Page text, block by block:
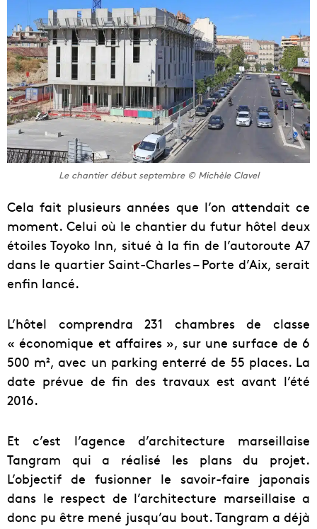
Le chantier début septembre © Michèle Clavel
Cela fait plusieurs années que l’on attendait ce
moment. Celui où le chantier du futur hôtel deux
étoiles Toyoko Inn, situé à la fin de l’autoroute A7
dans le quartier Saint-Charles – Porte d’Aix, serait
enfin lancé.
L’hôtel comprendra 231 chambres de classe
« économique et affaires », sur une surface de 6
500 m², avec un parking enterré de 55 places. La
date prévue de fin des travaux est avant l’été
2016.
Et c’est l’agence d’architecture marseillaise
Tangram qui a réalisé les plans du projet.
L’objectif de fusionner le savoir-faire japonais
dans le respect de l’architecture marseillaise a
donc pu être mené jusqu’au bout. Tangram a déjà